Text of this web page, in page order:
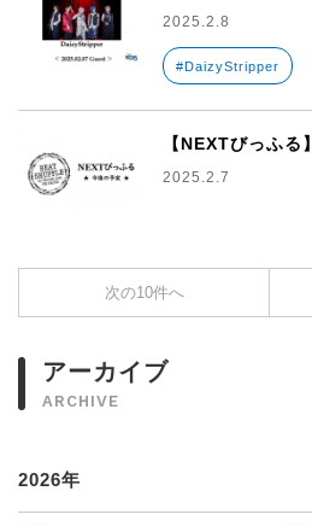
2025.2.8
#DaizyStripper
【NEXTびっふる】
2025.2.7
次の10件へ
アーカイブ
ARCHIVE
2026年